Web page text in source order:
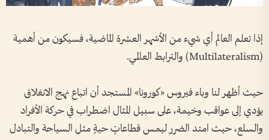
إذا تعلم العالم أي شيء من الأشهر العشرة الماضية، فسيكون من أهمية
(Multilateralism) والترابط العالمي.
حيث أظهر لنا وباء فيروس «كورونا» المستجد أن اتباع نهج الانغلاق
يؤدي إلى عواقب وخيمة، على سبيل المثال اضطراب في حركة الأفراد
والسلع، حيث امتد الضرر ليمس قطاعاتٍ حيةٍ مثل السياحة والتبادل